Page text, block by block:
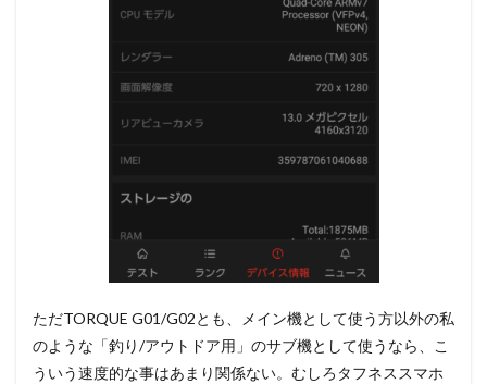
ただTORQUE G01/G02とも、メイン機として使う方以外の私
のような「釣り/アウトドア用」のサブ機として使うなら、こ
ういう速度的な事はあまり関係ない。むしろタフネススマホ